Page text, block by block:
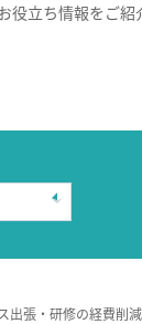
役立ち情報をご紹
張・研修の経費削